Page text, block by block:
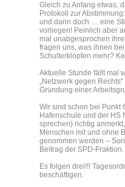
Gleich zu Anfang etwas,
Protokoll zur
und dann doch … eine
vorliegen! Peinlich aber
mal unabgesprochen
fragen uns, was ihnen
Schulterklopfen mehr?
Aktuelle Stunde fällt mal
„Netzwerk gegen
Gründung einer
Wir sind schon bei Punkt
Hafenschule und der HS
sprechen) richtig
Menschen mit und ohne
genommen werden –
Beitrag der SPD-
Es folgen drei!!!
beschäftigen.